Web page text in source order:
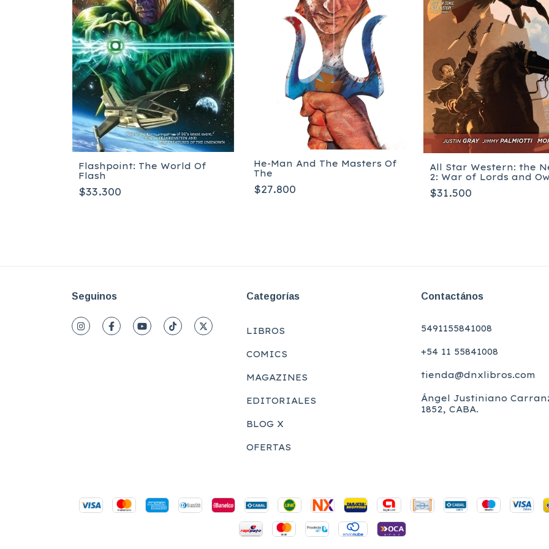
Flashpoint: The World Of
Flash
$33.300
He-Man And The Masters Of
The
$27.800
All Star Western: the
2: War of Lords and
Tapa blanda
$31.500
Seguinos Categorías
LIBROS
COMICS
MAGAZINES
EDITORIALES
BLOG X
OFERTAS
Contactános
5491155841008
+54 11 55841008
tienda@dnxlibros.com
Ángel Justiniano
1852, CABA.